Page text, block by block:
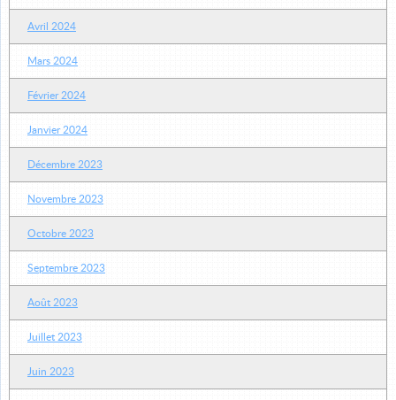
Avril 2024
Mars 2024
Février 2024
Janvier 2024
Décembre 2023
Novembre 2023
Octobre 2023
Septembre 2023
Août 2023
Juillet 2023
Juin 2023